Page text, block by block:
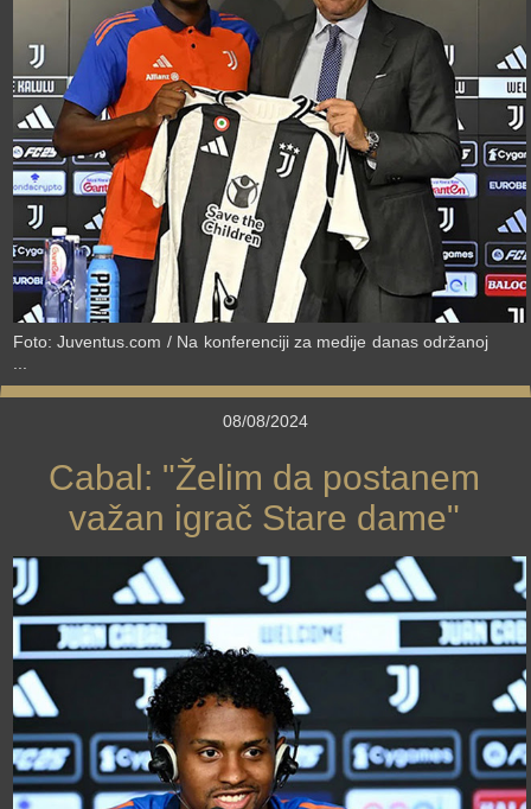
›
Foto: Juventus.com / Na konferenciji za medije danas održanoj
08/08/2024
Cabal: "Želim da postanem
važan igrač Stare dame"
›